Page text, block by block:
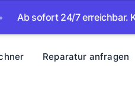
sofort 24/7 erreichbar. KI-
Reparatur anfragen